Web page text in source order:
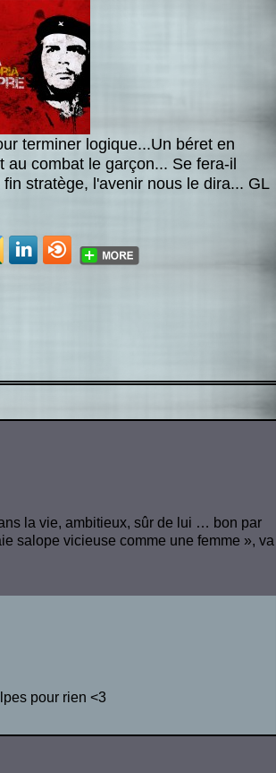
terminer logique...Un béret en
au combat le garçon... Se fera-il
stratège, l'avenir nous le dira... GL
la vie, ambitieux, sûr de lui … bon par
salope vicieuse comme une femme », va
pour rien <3